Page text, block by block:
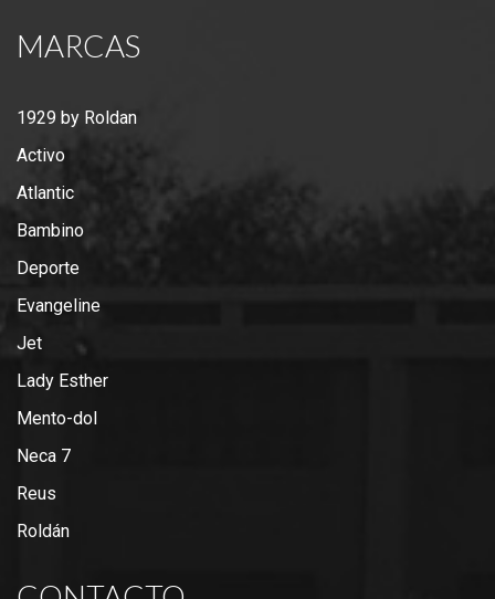
MARCAS
1929 by Roldan
Activo
Atlantic
Bambino
Deporte
Evangeline
Jet
Lady Esther
Mento-dol
Neca 7
Reus
Roldán